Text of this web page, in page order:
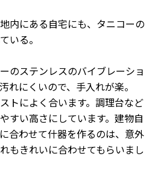
内にある自宅にも、タニコーの
いる。
のステンレスのバイブレーショ
れにくいので、手入れが楽。
トによく合います。調理台など
すい高さにしています。建物自
合わせて什器を作るのは、意外
もきれいに合わせてもらいまし